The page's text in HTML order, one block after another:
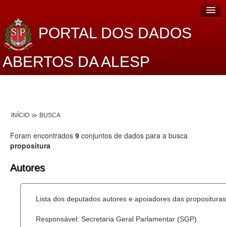
PORTAL DOS DADOS
ABERTOS DA ALESP
Lei de Acesso à Informação
Planejamento
Catálogo de dados
Processo Legislativo
INÍCIO BUSCA
Foram encontrados 9 conjuntos de dados para a busca
propositura
Autores
Lista dos deputados autores e apoiadores das
Responsável: Secretaria Geral Parlamentar (SGP)